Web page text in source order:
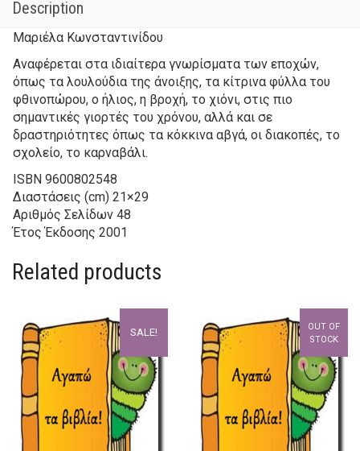
Description
Μαριέλα Κωνσταντινίδου
Αναφέρεται στα ιδιαίτερα γνωρίσματα των εποχών,
όπως τα λουλούδια της άνοιξης, τα κίτρινα φύλλα του
φθινοπώρου, ο ήλιος, η βροχή, το χιόνι, στις πιο
σημαντικές γιορτές του χρόνου, αλλά και σε
δραστηριότητες όπως τα κόκκινα αβγά, οι διακοπές, το
σχολείο, το καρναβάλι.
ISBN 9600802548
Διαστάσεις (cm) 21×29
Αριθμός Σελίδων 48
Έτος Έκδοσης 2001
Related products
SALE!
OUT OF
STOCK